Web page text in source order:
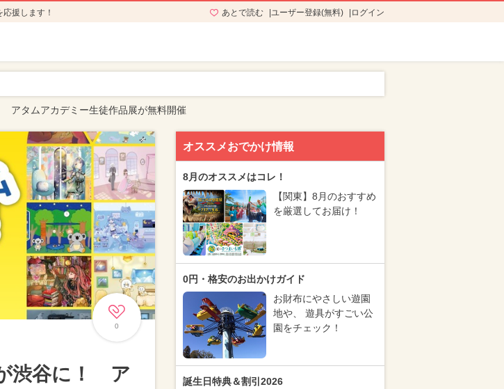
援します！ あとで読む ユーザー登録(無料) ログイン
アタムアカデミー生徒作品展が無料開催
0
渋谷に！ ア
オススメおでかけ情報
8月のオススメはコレ！
【関東】8月のおすすめ
を厳選してお届け！
0円・格安のお出かけガイド
お財布にやさしい遊園
地や、 遊具がすごい公
園をチェック！
誕生日特典＆割引2026